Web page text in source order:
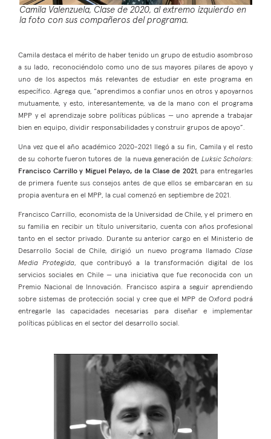
Camila Valenzuela, Clase de 2020, al extremo izquierdo en
la foto con sus compañeros del programa.
Camila destaca el mérito de haber tenido un grupo de estudio asombroso
a su lado, reconociéndolo como uno de sus mayores pilares de apoyo y
uno de los aspectos más relevantes de estudiar en este programa en
específico. Agrega que, “aprendimos a confiar unos en otros y apoyarnos
mutuamente, y esto, interesantemente, va de la mano con el programa
MPP y el aprendizaje sobre políticas públicas — uno aprende a trabajar
bien en equipo, dividir responsabilidades y construir grupos de apoyo”.
Una vez que el año académico 2020-2021 llegó a su fin, Camila y el resto
de su cohorte fueron tutores de la nueva generación de Luksic Scholars:
Francisco Carrillo y Miguel Pelayo, de la Clase de 2021, para entregarles
de primera fuente sus consejos antes de que ellos se embarcaran en su
propia aventura en el MPP, la cual comenzó en septiembre de 2021.
Francisco Carrillo, economista de la Universidad de Chile, y el primero en
su familia en recibir un título universitario, cuenta con años profesional
tanto en el sector privado. Durante su anterior cargo en el Ministerio de
Desarrollo Social de Chile, dirigió un nuevo programa llamado Clase
Media Protegida, que contribuyó a la transformación digital de los
servicios sociales en Chile — una iniciativa que fue reconocida con un
Premio Nacional de Innovación. Francisco aspira a seguir aprendiendo
sobre sistemas de protección social y cree que el MPP de Oxford podrá
entregarle las capacidades necesarias para diseñar e implementar
políticas públicas en el sector del desarrollo social.